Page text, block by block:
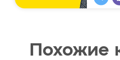
Похожие